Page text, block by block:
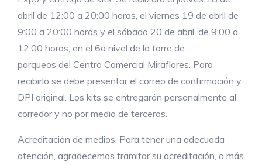
abril de 12:00 a 20:00 horas, el viernes 19 de abril de
9:00 a 20:00 horas y el sábado 20 de abril, de 9:00 a
12:00 horas, en el 6o nivel de la torre de
parqueos del Centro Comercial Miraflores. Para
recibirlo se debe presentar el correo de confirmación y
DPI original. Los kits se entregarán personalmente al
corredor y no por medio de terceros.
Acreditación de medios. Para tener una adecuada
atención, agradecemos tramitar su acreditación, a más